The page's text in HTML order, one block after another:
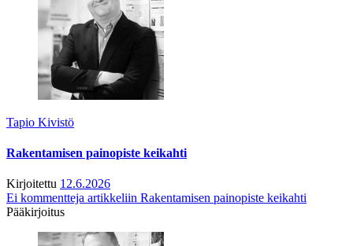
Tapio Kivistö
Rakentamisen painopiste keikahti
Kirjoitettu 12.6.2026
Ei kommentteja artikkeliin Rakentamisen painopiste keikahti
Pääkirjoitus